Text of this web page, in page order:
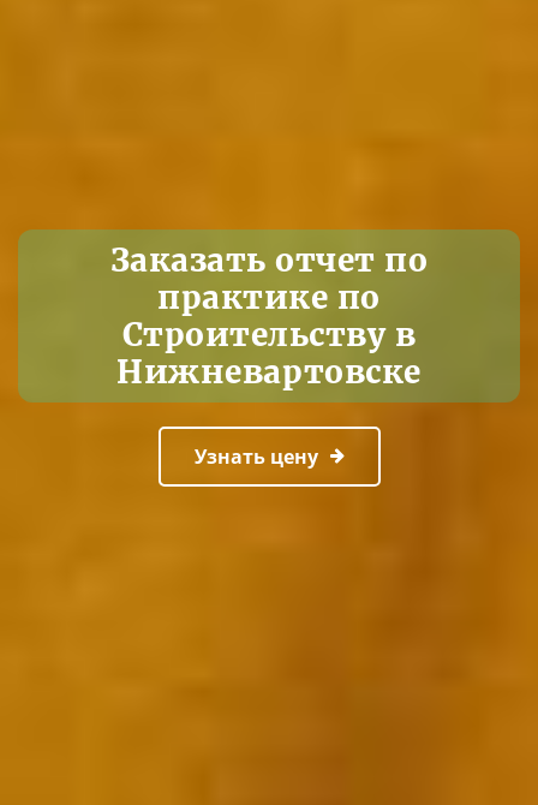
Заказать отчет по
практике по
Строительству в
Нижневартовске
Узнать цену